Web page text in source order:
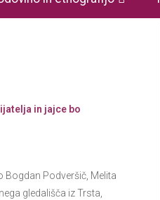
in jajce bo
Bogdan Podveršič, Melita
gledališča iz Trsta,